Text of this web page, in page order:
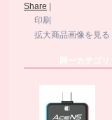
Share
印刷
拡大商品画像を見る